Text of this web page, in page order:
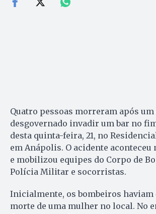
Quatro pessoas morreram após
desgovernado invadir um bar no
desta quinta-feira, 21, no
em Anápolis. O acidente aconteceu
e mobilizou equipes do Corpo de
Polícia Militar e socorristas.
Inicialmente, os bombeiros
morte de uma mulher no local. No